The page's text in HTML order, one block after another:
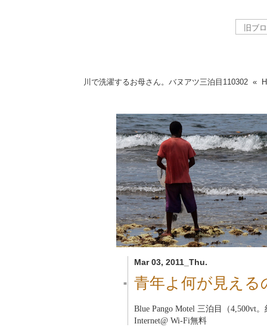
川で洗濯するお母さん。バヌアツ三泊目 110302«
Mar 03, 2011_Thu.
■ 青年よ何が見える
Blue Pango Motel 三泊目（4,500vt。
Internet@ Wi-Fi無料